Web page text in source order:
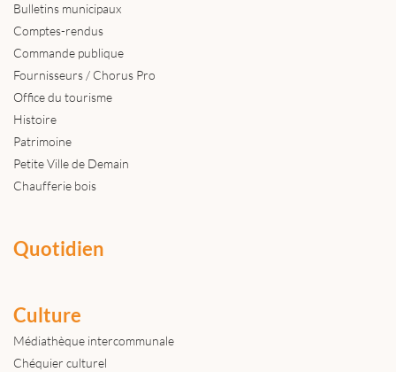
Bulletins municipaux
Comptes-rendus
Commande publique
Fournisseurs / Chorus Pro
Office du tourisme
Histoire
Patrimoine
Petite Ville de Demain
Chaufferie bois
Quotidien
Culture
Médiathèque intercommunale
Chéquier culturel